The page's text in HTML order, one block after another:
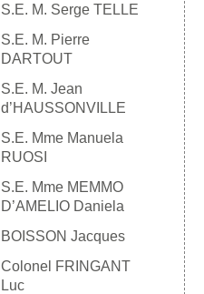
S.E. M. Serge TELLE
S.E. M. Pierre
DARTOUT
S.E. M. Jean
d’HAUSSONVILLE
S.E. Mme Manuela
RUOSI
S.E. Mme MEMMO
D’AMELIO Daniela
BOISSON Jacques
Colonel FRINGANT
Luc